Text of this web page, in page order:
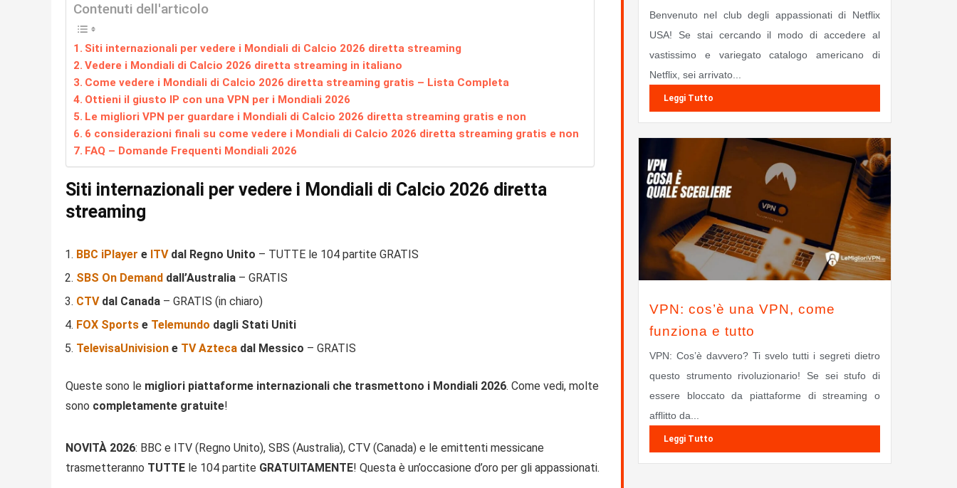
Contenuti dell'articolo
Siti internazionali per vedere i Mondiali di Calcio 2026 diretta streaming
Vedere i Mondiali di Calcio 2026 diretta streaming in italiano
Come vedere i Mondiali di Calcio 2026 diretta streaming gratis – Lista Completa
Ottieni il giusto IP con una VPN per i Mondiali 2026
Le migliori VPN per guardare i Mondiali di Calcio 2026 diretta streaming gratis e non
6 considerazioni finali su come vedere i Mondiali di Calcio 2026 diretta streaming gratis e non
FAQ – Domande Frequenti Mondiali 2026
Siti internazionali per vedere i Mondiali di Calcio 2026 diretta
streaming
BBC iPlayer e ITVdal Regno Unito – TUTTE le 104 partite GRATIS
SBS On Demand dall’Australia – GRATIS
CTVdal Canada – GRATIS (in chiaro)
FOX Sports e Telemundo dagli Stati Uniti
TelevisaUnivision e TV Azteca dal Messico – GRATIS
Queste sono le migliori piattaforme internazionali che trasmettono i Mondiali 2026. Come vedi, molte
sono completamente gratuite!
NOVITÀ 2026: BBC e ITV (Regno Unito), SBS (Australia), CTV (Canada) e le emittenti messicane
trasmetteranno TUTTE le 104 partite GRATUITAMENTE! Questa è un’occasione d’oro per gli appassionati.
Benvenuto nel club degli appassionati di Netflix
USA! Se stai cercando il modo di accedere al
vastissimo e variegato catalogo americano di
Netflix, sei arrivato...
Leggi Tutto
VPN: cos’è una VPN, come
funziona e tutto
VPN: Cos’è davvero? Ti svelo tutti i segreti dietro
questo strumento rivoluzionario! Se sei stufo di
essere bloccato da piattaforme di streaming o
afflitto da...
Leggi Tutto